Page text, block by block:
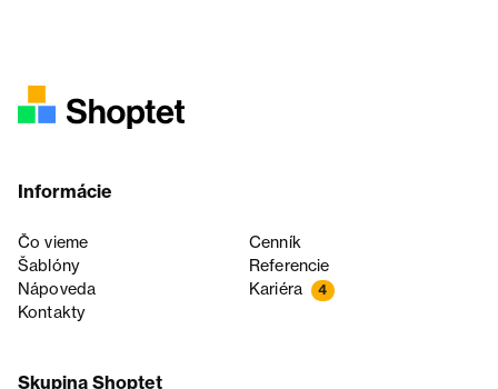
Informácie
Čo vieme
Cenník
Šablóny
Referencie
Nápoveda
Kariéra 4
Kontakty
Skupina Shoptet